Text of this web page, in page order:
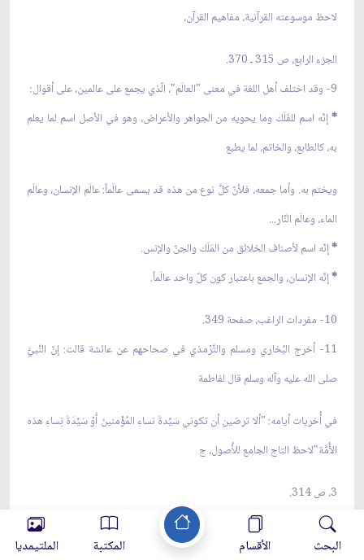
لاحظ موسوعته القرآنية، مفاهيم القرآن،
الجزء الرابع، ص 315 ـ 370.
9- وقد اختلف أهل اللغة في معنى "العالَم"، الّذي يجمع على عالمين، على أقوال:
*إنّه اسم للفَلَك وما يحويه من الجواهر والأعراض، وهو في الأصل اسم لما يعلم
به، كالطابع، والخاتم، لما يطبع
ويختم به. وأما جمعه، فلأنّ كلَّ نوع من هذه قد يسمى عالَماً: عالَم الإنسان، وعالَم
الماء، وعالَم النَّار...
*إنّه اسم لأصناف الخلائق من المَلَك والجنّ والإنس.
*إنّه الإنسان، والجمع باعتبار كون كلّ واحد عالَماً.
10- مفردات الراغب، صفحة 349.
11- أخرج البُخاري ومسلم والتِّرْمذي في صحاحهم عن عائشة قالت: إنّ النَّبيَّ
صلى الله عليه وآله وسلم قال لفاطمة
في أُخريات أيامه: "ألا ترضين أن تكوني سَيِّدةَ نساءِ المُؤْمنينَ أَوْ سَيِّدَةَ نِساءِ هذه
الأُمَّة"لاحظ التاج الجامع للأُصول، ج
3، ص 314.
وأخرج ابن سعد عن مسروق عن عائشة في حديث أنّ النبي صلى الله عليه وآله
وسلم أَسَرّ إلى فاطمة عند مرضه
البحث الأقسام المكتبة الملتيمديا